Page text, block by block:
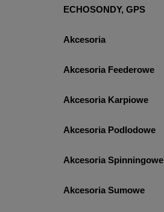
ECHOSONDY, GPS
Akcesoria
Akcesoria Feederowe
Akcesoria Karpiowe
Akcesoria Podlodowe
Akcesoria Spinningowe
Akcesoria Sumowe